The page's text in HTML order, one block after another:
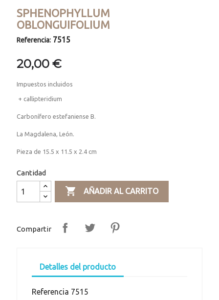
SPHENOPHYLLUM
OBLONGUIFOLIUM
Referencia: 7515
20,00 €
Impuestos incluidos
+ callipteridium
Carbonífero estefaniense B.
La Magdalena, León.
Pieza de 15.5 x 11.5 x 2.4 cm
Cantidad
 AÑADIR AL CARRITO
Compartir
Detalles del producto
Referencia 7515